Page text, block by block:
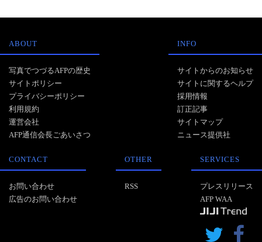
ABOUT
写真でつづるAFPの歴史
サイトポリシー
プライバシーポリシー
利用規約
運営会社
AFP通信会長ごあいさつ
INFO
サイトからのお知らせ
サイトに関するヘルプ
採用情報
訂正記事
サイトマップ
ニュース提供社
CONTACT
お問い合わせ
広告のお問い合わせ
OTHER
RSS
SERVICES
プレスリリース
AFP WAA